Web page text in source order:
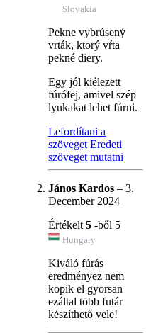
Slovakia
Pekne vybrúsený
vrták, ktorý vŕta
pekné diery.
Egy jól kiélezett
fúrófej, amivel szép
lyukakat lehet fúrni.
Lefordítani a
szöveget Eredeti
szöveget mutatni
János Kardos – 3.
December 2024
Értékelt 5 -ből 5
Hungary
Kiváló fúrás
eredményez nem
kopik el gyorsan
ezáltal több futár
készíthető vele!